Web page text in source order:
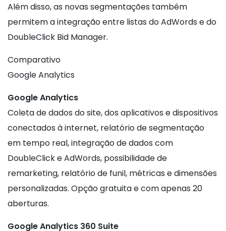
Além disso, as novas segmentações também
permitem a integração entre listas do AdWords e do
DoubleClick Bid Manager.
Comparativo
Google Analytics
Google Analytics
Coleta de dados do site, dos aplicativos e dispositivos
conectados à internet, relatório de segmentação
em tempo real, integração de dados com
DoubleClick e AdWords, possibilidade de
remarketing, relatório de funil, métricas e dimensões
personalizadas. Opção gratuita e com apenas 20
aberturas.
Google Analytics 360 Suite